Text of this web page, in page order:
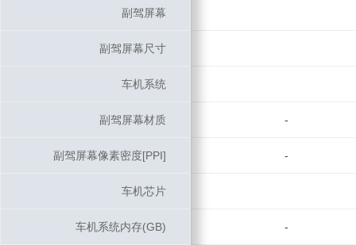
副驾屏幕
副驾屏幕尺寸
车机系统
副驾屏幕材质 -
副驾屏幕像素密度[PPI] -
车机芯片
车机系统内存(GB) -
副驾屏幕
副驾屏幕尺寸
车机系统
副驾屏幕材质
副驾屏幕像素密度[PPI]
车机芯片
车机系统内存(GB)